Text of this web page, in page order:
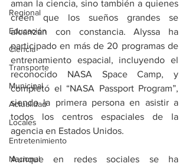
Regional
Educación
Ciencia
Transporte
Municipal
Actualidad
Locales
Entretenimiento
Nacional
aman la ciencia, sino también a quienes
creen que los sueños grandes se
alcanzan con constancia. Alyssa ha
participado en más de 20 programas de
entrenamiento espacial, incluyendo el
reconocido NASA Space Camp, y
completó el “NASA Passport Program”,
siendo la primera persona en asistir a
todos los centros espaciales de la
agencia en Estados Unidos.
Aunque en redes sociales se ha